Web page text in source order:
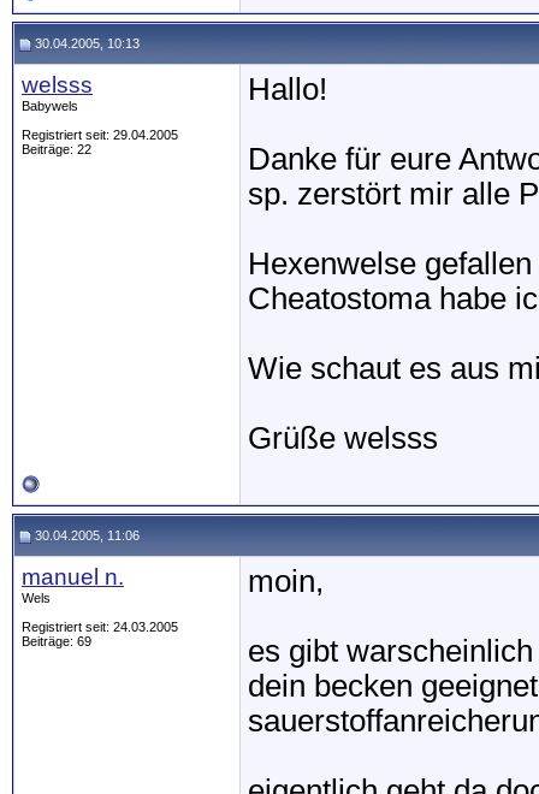
30.04.2005, 10:13
welsss
Babywels
Registriert seit: 29.04.2005
Beiträge: 22
Hallo!
Danke für eure
sp. zerstört mir alle
Hexenwelse
Cheatostoma habe
Wie schaut es aus
Grüße welsss
30.04.2005, 11:06
manuel n.
Wels
Registriert seit: 24.03.2005
Beiträge: 69
moin,
es gibt
dein becken